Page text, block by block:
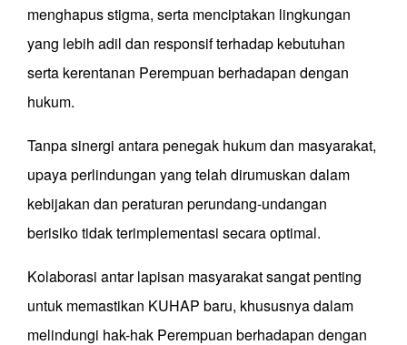
menghapus stigma, serta menciptakan lingkungan
yang lebih adil dan responsif terhadap kebutuhan
serta kerentanan Perempuan berhadapan dengan
hukum.
Tanpa sinergi antara penegak hukum dan masyarakat,
upaya perlindungan yang telah dirumuskan dalam
kebijakan dan peraturan perundang-undangan
berisiko tidak terimplementasi secara optimal.
Kolaborasi antar lapisan masyarakat sangat penting
untuk memastikan KUHAP baru, khususnya dalam
melindungi hak-hak Perempuan berhadapan dengan